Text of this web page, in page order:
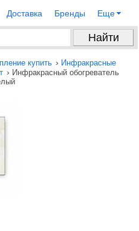
Доставка Бренды Еще
купить › Инфракрасные
› Инфракрасный обогреватель